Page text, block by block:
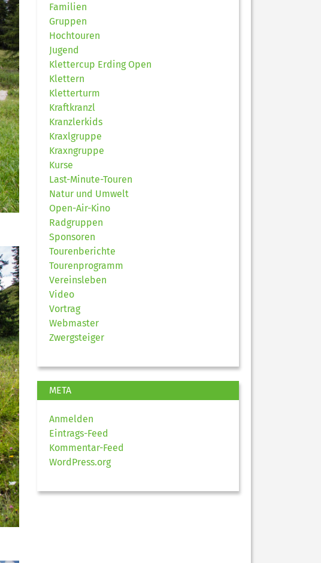
Familien
Gruppen
Hochtouren
Jugend
Klettercup Erding Open
Klettern
Kletterturm
Kraftkranzl
Kranzlerkids
Kraxlgruppe
Kraxngruppe
Kurse
Last-Minute-Touren
Natur und Umwelt
Open-Air-Kino
Radgruppen
Sponsoren
Tourenberichte
Tourenprogramm
Vereinsleben
Video
Vortrag
Webmaster
Zwergsteiger
META
Anmelden
Eintrags-Feed
Kommentar-Feed
WordPress.org